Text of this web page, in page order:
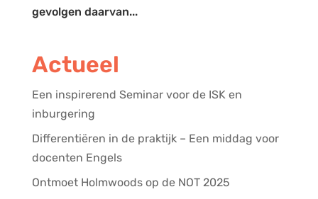
gevolgen daarvan...
Actueel
Een inspirerend Seminar voor de ISK en
inburgering
Differentiëren in de praktijk – Een middag voor
docenten Engels
Ontmoet Holmwoods op de NOT 2025